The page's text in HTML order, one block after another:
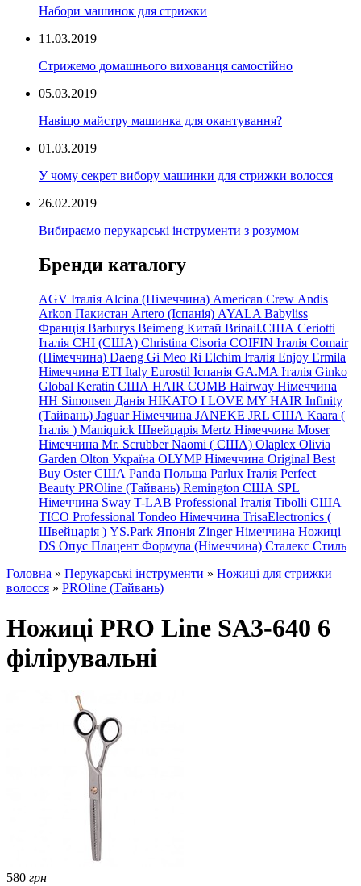
Набори машинок для стрижки
11.03.2019
Стрижемо домашнього вихованця самостійно
05.03.2019
Навіщо майстру машинка для окантування?
01.03.2019
У чому секрет вибору машинки для стрижки волосся
26.02.2019
Вибираємо перукарські інструменти з розумом
Бренди каталогу
AGV Італія Alcina (Німеччина) American Crew Andis
Arkon Пакистан Artero (Іспанія) AYALA Babyliss
Франція Barburys Beimeng Китай Brinail.США Ceriotti
Італія CHI (США) Christina Cisoria COIFIN Італія Comair
(Німеччина) Daeng Gi Meo Ri Elchim Італія Enjoy Ermila
Німеччина ETI Italy Eurostil Іспанія GA.MA Італія Ginko
Global Keratin США HAIR COMB Hairway Німеччина
HH Simonsen Данія HIKATO I LOVE MY HAIR Infinity
(Тайвань) Jaguar Німеччина JANEKE JRL США Kaara (
Італія ) Maniquick Швейцарія Mertz Німеччина Moser
Німеччина Mr. Scrubber Naomi ( США) Olaplex Olivia
Garden Olton Україна OLYMP Німеччина Original Best
Buy Oster США Panda Польща Parlux Італія Perfect
Beauty PROline (Тайвань) Remington США SPL
Німеччина Sway T-LAB Professional Італія Tibolli США
TICO Professional Tondeo Німеччина TrisaElectronics (
Швейцарія ) YS.Park Японія Zinger Німеччина Ножиці
DS Опус Плацент Формула (Німеччина) Сталекс Стиль
Головна » Перукарські інструменти » Ножиці для стрижки
волосся » PROline (Тайвань)
Ножиці PRO Line SA3-640 6
філірувальні
580 грн